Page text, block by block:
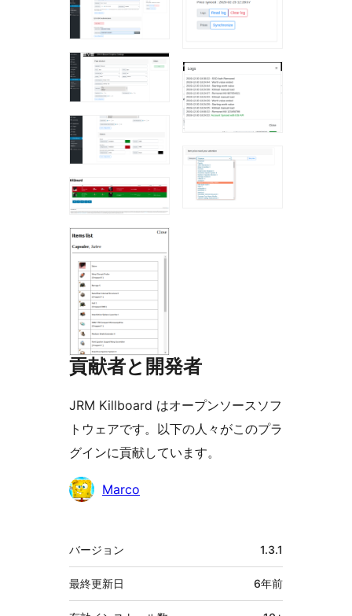
貢献者と開発者
JRM Killboard はオープンソースソフ
トウェアです。以下の人々がこのプラ
グインに貢献しています。
貢
Marco
メ
タ
バージョン 1.3.1
最終更新日 6年前